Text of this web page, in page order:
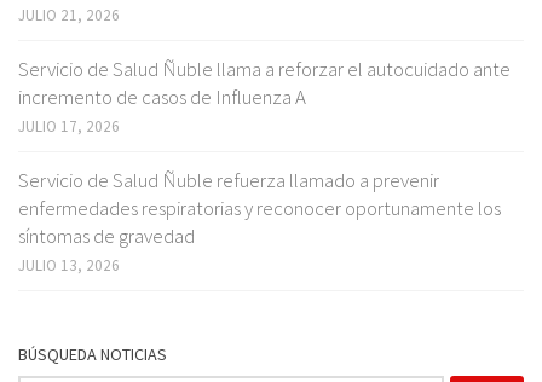
JULIO 21, 2026
Servicio de Salud Ñuble llama a reforzar el autocuidado ante
incremento de casos de Influenza A
JULIO 17, 2026
Servicio de Salud Ñuble refuerza llamado a prevenir
enfermedades respiratorias y reconocer oportunamente los
síntomas de gravedad
JULIO 13, 2026
BÚSQUEDA NOTICIAS